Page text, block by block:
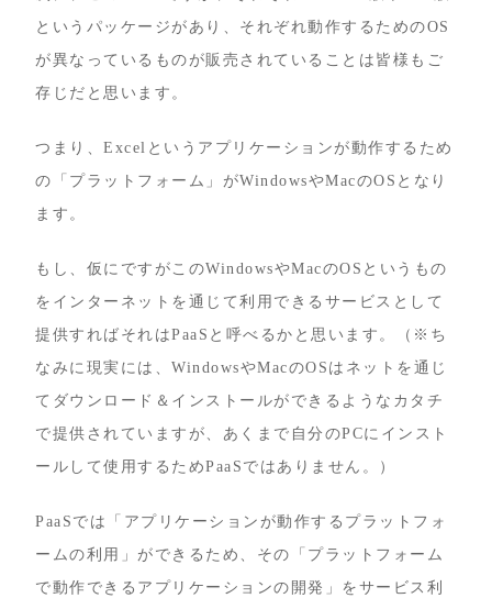
というパッケージがあり、それぞれ動作するためのOS
が異なっているものが販売されていることは皆様もご
存じだと思います。
つまり、Excelというアプリケーションが動作するため
の「プラットフォーム」がWindowsやMacのOSとなり
ます。
もし、仮にですがこのWindowsやMacのOSというもの
をインターネットを通じて利用できるサービスとして
提供すればそれはPaaSと呼べるかと思います。（※ち
なみに現実には、WindowsやMacのOSはネットを通じ
てダウンロード＆インストールができるようなカタチ
で提供されていますが、あくまで自分のPCにインスト
ールして使用するためPaaSではありません。）
PaaSでは「アプリケーションが動作するプラットフォ
ームの利用」ができるため、その「プラットフォーム
で動作できるアプリケーションの開発」をサービス利